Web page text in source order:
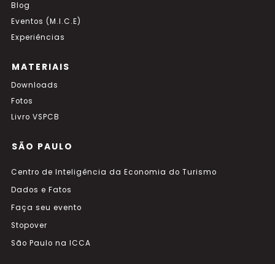
Blog
Eventos (M.I.C.E)
Experiências
MATERIAIS
Downloads
Fotos
Livro VSPCB
SÃO PAULO
Centro de Inteligência da Economia do Turismo
Dados e Fatos
Faça seu evento
Stopover
São Paulo na ICCA